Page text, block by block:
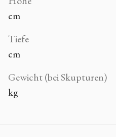
cm
Tiefe
cm
Gewicht (bei Skupturen)
kg